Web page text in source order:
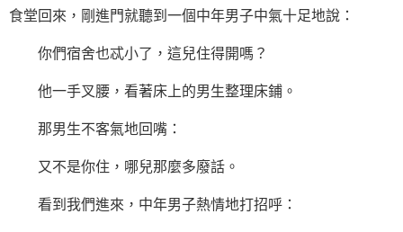
食堂回來，剛進門就聽到一個中年男子中氣十足地說：
你們宿舍也忒小了，這兒住得開嗎？
他一手叉腰，看著床上的男生整理床鋪。
那男生不客氣地回嘴：
又不是你住，哪兒那麼多廢話。
看到我們進來，中年男子熱情地打招呼：